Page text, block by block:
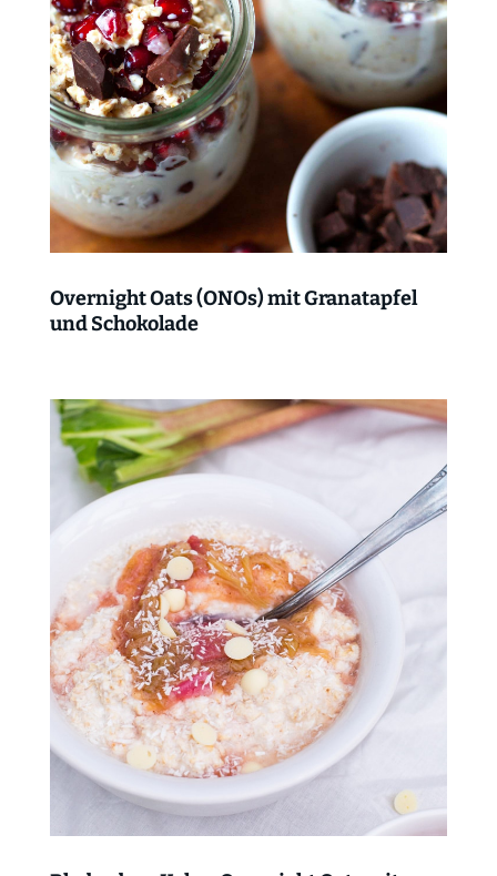
Overnight Oats (ONOs) mit Granatapfel
und Schokolade